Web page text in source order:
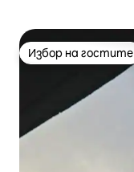
Избор на гостите
Избор на гостите